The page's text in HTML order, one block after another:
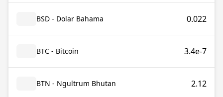
BSD - Dolar Bahama 0.022
BTC - Bitcoin 3.4e-7
BTN - Ngultrum Bhutan 2.12